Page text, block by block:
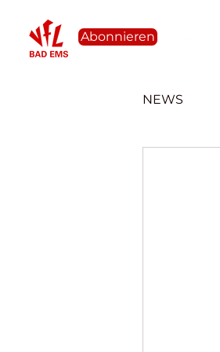
Abonnieren
NEWS